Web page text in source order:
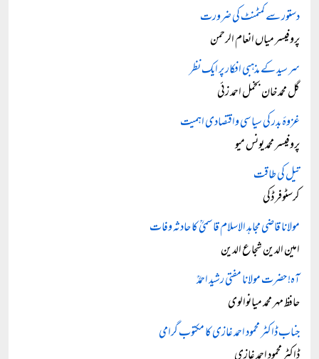
دستور سے کمٹمنٹ کی ضرورت
پروفیسر میاں انعام الرحمن
سر سید کے مذہبی افکار پر ایک نظر
گل محمد خان بخمل احمد زئی
غزوۂ بدر کی سیاسی واقتصادی اہمیت
پروفیسر محمد یونس میو
تیل کی طاقت
کرسٹوفر ڈکی
مولانا قاضی مجاہد الاسلام قاسمیؒ کا حادثہ وفات
امین الدین شجاع الدین
آہ! حضرت مولانا مفتی رشید احمدؒ
حافظ مہر محمد میانوالوی
جناب ڈاکٹر محمود احمد غازی کا مکتوب گرامی